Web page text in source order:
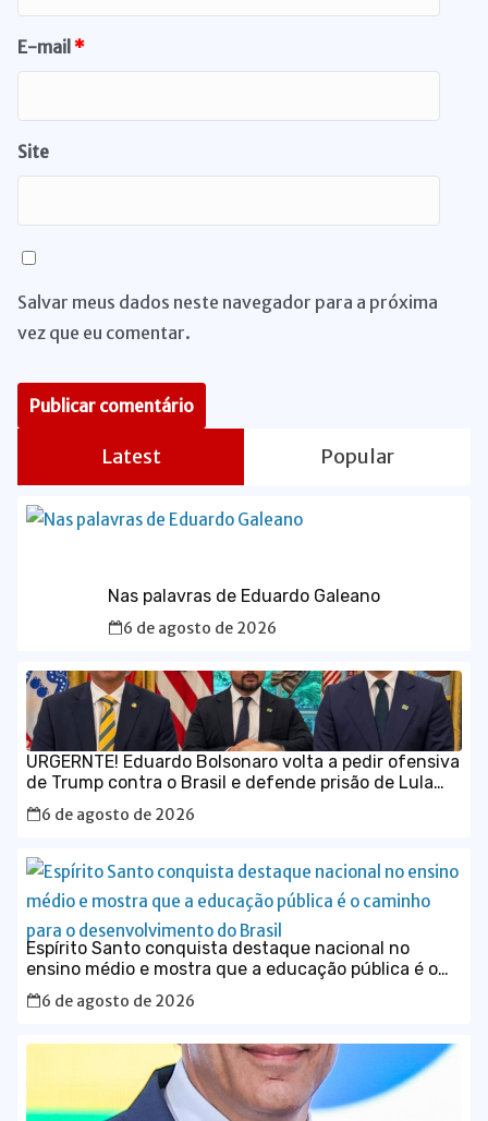
E-mail *
Site
Salvar meus dados neste navegador para a próxima
vez que eu comentar.
Latest Popular
Nas palavras de Eduardo Galeano
6 de agosto de 2026
URGERNTE! Eduardo Bolsonaro volta a pedir ofensiva
de Trump contra o Brasil e defende prisão de Lula
em vídeo em inglês
6 de agosto de 2026
Espírito Santo conquista destaque nacional no
ensino médio e mostra que a educação pública é o
caminho para o desenvolvimento do Brasil
6 de agosto de 2026